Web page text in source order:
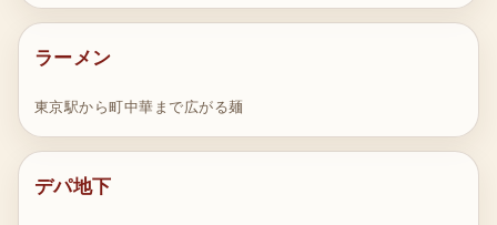
ラーメン
東京駅から町中華まで広がる麺
デパ地下